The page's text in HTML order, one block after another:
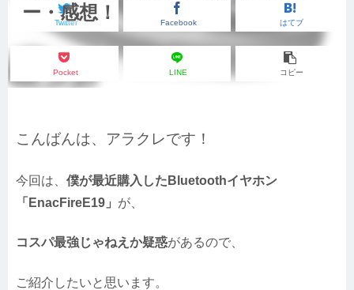
ー・感想！
Twitter Facebook はてブ
Pocket LINE コピー
こんばんは、アラクレです！
今回は、 僕が最近購入したBluetoothイヤホン
「EnacFireE19」 が、
コスパ最強じゃねえか疑惑があるので、
ご紹介したいと思います。